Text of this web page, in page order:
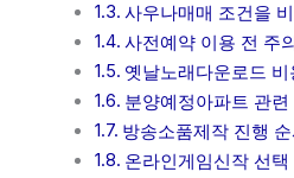
사우나매매 조건을
사전예약 이용 전 주
옛날노래다운로드
분양예정아파트 관
방송소품제작 진행
온라인게임신작 선